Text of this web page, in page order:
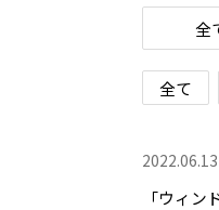
全
全て
2022.06.13
「ウィ